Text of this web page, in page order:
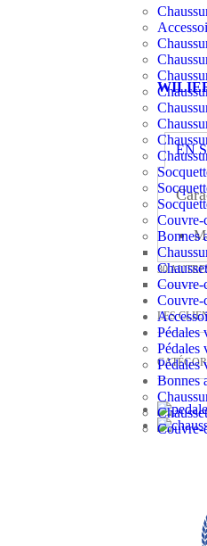
Couvre-
Bonnes
Couvre-
Couvre-
Pédales
Pédales
Pédales
Bonnes
Couvre-
EN
30
LES